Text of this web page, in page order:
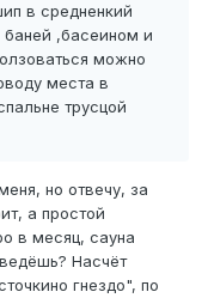
в средненкий
баней ,басеином и
можно
места в
трусцой
но отвечу, за
а простой
в месяц, сауна
Насчёт
гнездо", по